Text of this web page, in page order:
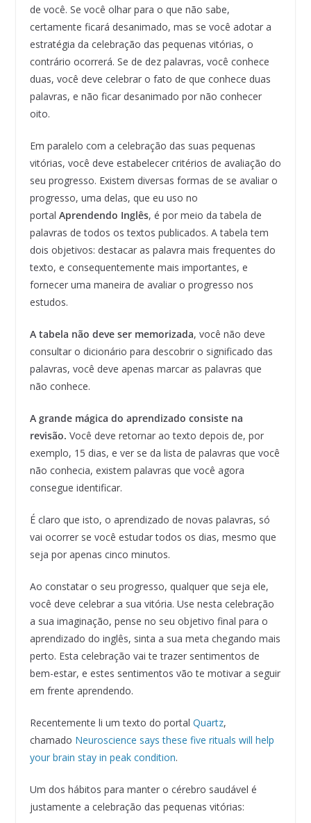
de você. Se você olhar para o que não sabe,
certamente ficará desanimado, mas se você adotar a
estratégia da celebração das pequenas vitórias, o
contrário ocorrerá. Se de dez palavras, você conhece
duas, você deve celebrar o fato de que conhece duas
palavras, e não ficar desanimado por não conhecer
oito.
Em paralelo com a celebração das suas pequenas
vitórias, você deve estabelecer critérios de avaliação do
seu progresso. Existem diversas formas de se avaliar o
progresso, uma delas, que eu uso no
portal Aprendendo Inglês, é por meio da tabela de
palavras de todos os textos publicados. A tabela tem
dois objetivos: destacar as palavra mais frequentes do
texto, e consequentemente mais importantes, e
fornecer uma maneira de avaliar o progresso nos
estudos.
A tabela não deve ser memorizada, você não deve
consultar o dicionário para descobrir o significado das
palavras, você deve apenas marcar as palavras que
não conhece.
A grande mágica do aprendizado consiste na
revisão. Você deve retornar ao texto depois de, por
exemplo, 15 dias, e ver se da lista de palavras que você
não conhecia, existem palavras que você agora
consegue identificar.
É claro que isto, o aprendizado de novas palavras, só
vai ocorrer se você estudar todos os dias, mesmo que
seja por apenas cinco minutos.
Ao constatar o seu progresso, qualquer que seja ele,
você deve celebrar a sua vitória. Use nesta celebração
a sua imaginação, pense no seu objetivo final para o
aprendizado do inglês, sinta a sua meta chegando mais
perto. Esta celebração vai te trazer sentimentos de
bem-estar, e estes sentimentos vão te motivar a seguir
em frente aprendendo.
Recentemente li um texto do portal Quartz,
chamado Neuroscience says these five rituals will help
your brain stay in peak condition.
Um dos hábitos para manter o cérebro saudável é
justamente a celebração das pequenas vitórias: